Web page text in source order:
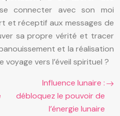
connecter avec son moi
et réceptif aux messages de
sa propre vérité et tracer
et la réalisation
vers l’éveil spirituel ?
Influence lunaire :
débloquez le pouvoir de
l’énergie lunaire